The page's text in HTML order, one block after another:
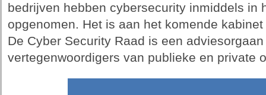
bedrijven hebben cybersecurity inmiddels in
opgenomen. Het is aan het komende
De Cyber Security Raad is een
vertegenwoordigers van publieke en private